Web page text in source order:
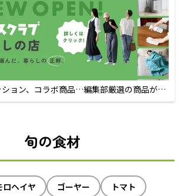
ョン、コラボ商品…編集部厳選の商品が買
旬の食材
ロヘイヤ ゴーヤー
トマト